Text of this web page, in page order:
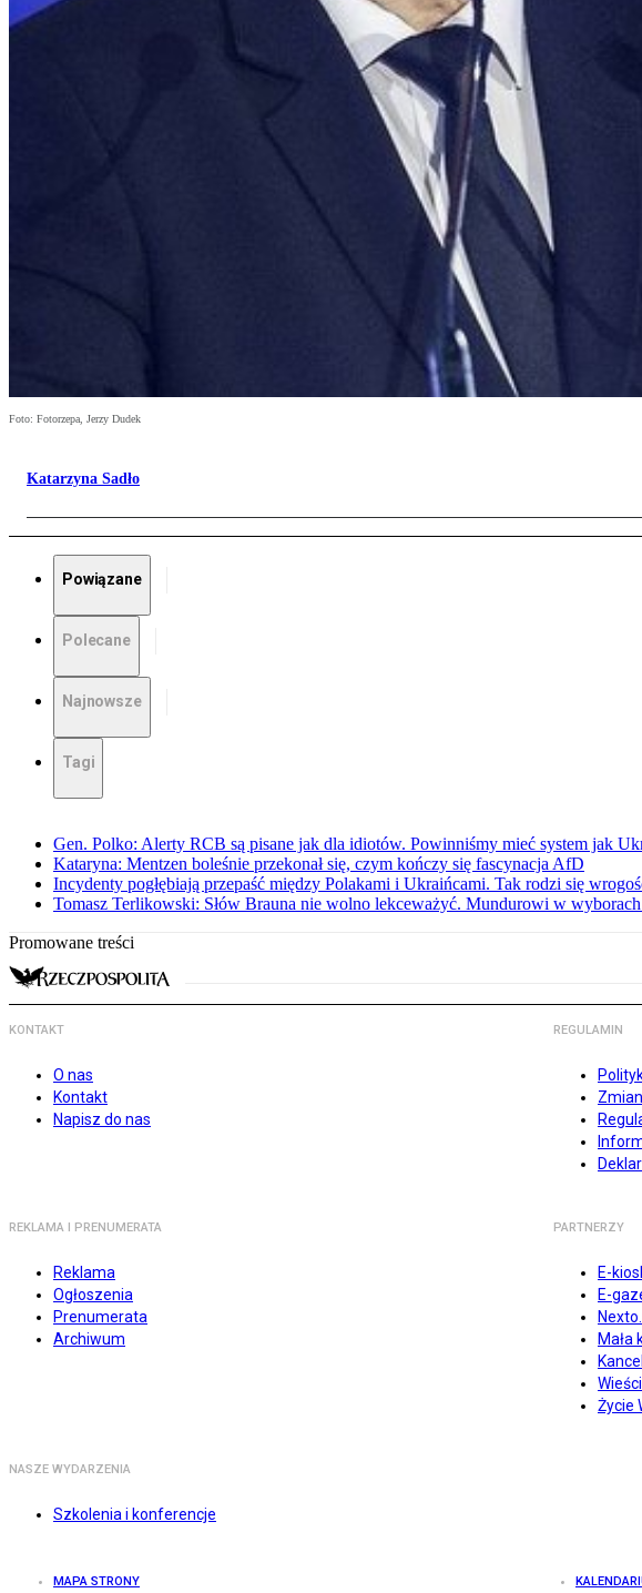
Foto: Fotorzepa, Jerzy Dudek
Katarzyna Sadło
Powiązane
Polecane
Najnowsze
Tagi
Gen. Polko: Alerty RCB są pisane jak dla idiotów. Powinniśmy mieć system jak
Kataryna: Mentzen boleśnie przekonał się, czym kończy się fascynacja AfD
Incydenty pogłębiają przepaść między Polakami i Ukraińcami. Tak rodzi się
Tomasz Terlikowski: Słów Brauna nie wolno lekceważyć. Mundurowi w
Promowane treści
KONTAKT
O nas
Kontakt
Napisz do nas
REGULAMIN
REKLAMA I PRENUMERATA
Reklama
Ogłoszenia
Prenumerata
Archiwum
PARTNERZY
E-
E-
Mała
Życie
NASZE WYDARZENIA
Szkolenia i konferencje
MAPA STRONY